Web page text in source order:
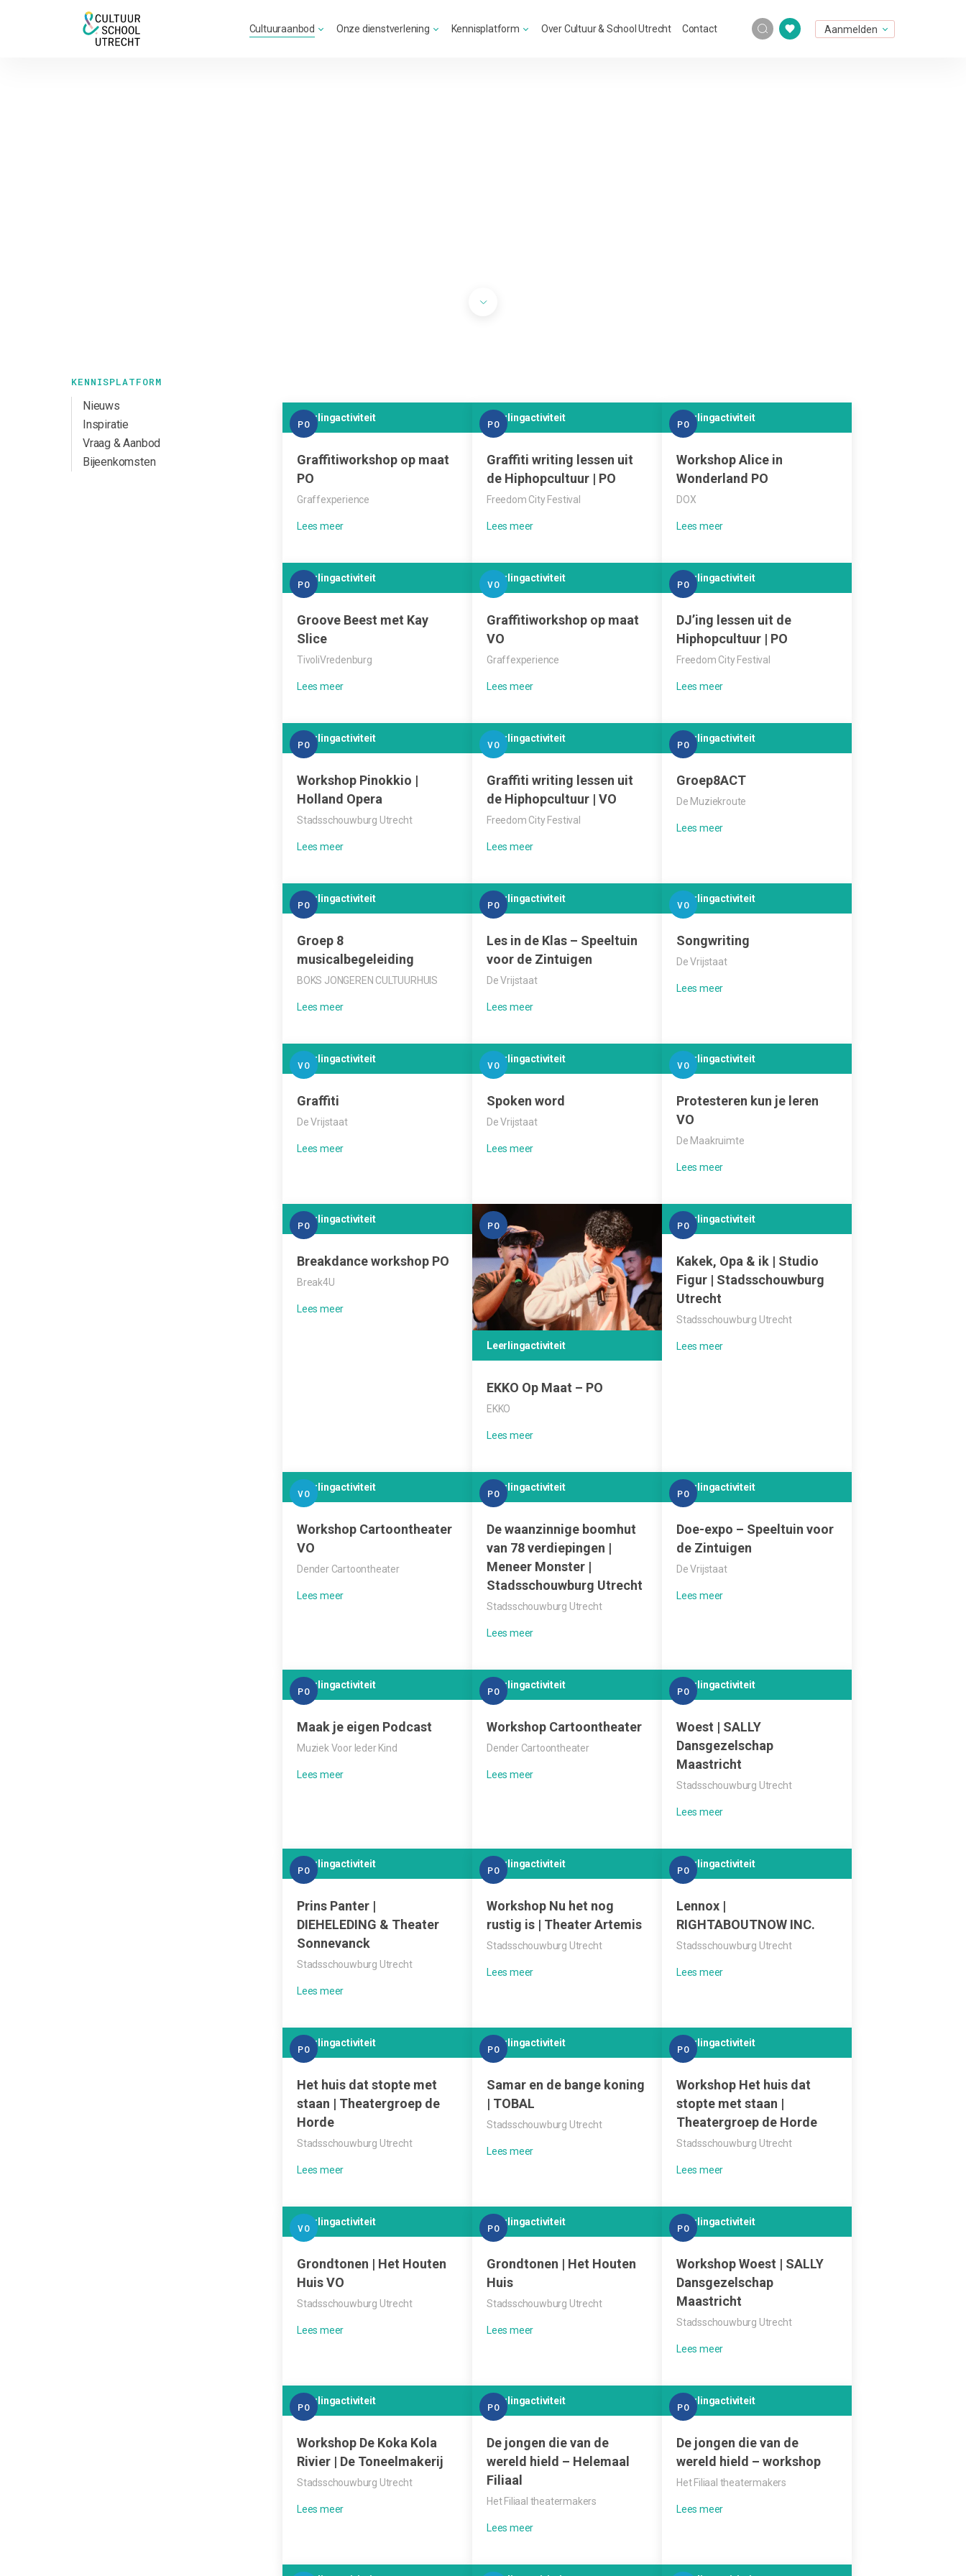
Cultuuraanbod Onze dienstverlening Kennisplatform Over Cultuur & School Utrecht Contact Aanmelden
KENNISPLATFORM
Nieuws
Inspiratie
Vraag & Aanbod
Bijeenkomsten
POLeerlingactiviteit
Graffitiworkshop op maat
PO
Graffexperience
POLeerlingactiviteit
Graffiti writing lessen uit
de Hiphopcultuur | PO
Freedom City Festival
POLeerlingactiviteit
Workshop Alice in
Wonderland PO
DOX
POLeerlingactiviteit
Groove Beest met Kay
Slice
TivoliVredenburg
VOLeerlingactiviteit
Graffitiworkshop op maat
VO
Graffexperience
POLeerlingactiviteit
DJ’ing lessen uit de
Hiphopcultuur | PO
Freedom City Festival
POLeerlingactiviteit
Workshop Pinokkio |
Holland Opera
Stadsschouwburg Utrecht
VOLeerlingactiviteit
Graffiti writing lessen uit
de Hiphopcultuur | VO
Freedom City Festival
POLeerlingactiviteit
Groep8ACT
De Muziekroute
POLeerlingactiviteit
Groep 8
musicalbegeleiding
BOKS JONGEREN CULTUURHUIS
POLeerlingactiviteit
Les in de Klas – Speeltuin
voor de Zintuigen
De Vrijstaat
VOLeerlingactiviteit
Songwriting
De Vrijstaat
VOLeerlingactiviteit
Graffiti
De Vrijstaat
VOLeerlingactiviteit
Spoken word
De Vrijstaat
VOLeerlingactiviteit
Protesteren kun je leren
VO
De Maakruimte
POLeerlingactiviteit
Breakdance workshop PO
Break4U
PO
Leerlingactiviteit
EKKO Op Maat – PO
EKKO
POLeerlingactiviteit
Kakek, Opa & ik | Studio
Figur | Stadsschouwburg
Utrecht
Stadsschouwburg Utrecht
VOLeerlingactiviteit
Workshop Cartoontheater
VO
Dender Cartoontheater
POLeerlingactiviteit
De waanzinnige boomhut
van 78 verdiepingen |
Meneer Monster |
Stadsschouwburg Utrecht
Stadsschouwburg Utrecht
POLeerlingactiviteit
Doe-expo – Speeltuin voor
de Zintuigen
De Vrijstaat
POLeerlingactiviteit
Maak je eigen Podcast
Muziek Voor Ieder Kind
POLeerlingactiviteit
Workshop Cartoontheater
Dender Cartoontheater
POLeerlingactiviteit
Woest | SALLY
Dansgezelschap
Maastricht
Stadsschouwburg Utrecht
POLeerlingactiviteit
Prins Panter |
DIEHELEDING & Theater
Sonnevanck
Stadsschouwburg Utrecht
POLeerlingactiviteit
Workshop Nu het nog
rustig is | Theater Artemis
Stadsschouwburg Utrecht
POLeerlingactiviteit
Lennox |
RIGHTABOUTNOW INC.
Stadsschouwburg Utrecht
POLeerlingactiviteit
Het huis dat stopte met
staan | Theatergroep de
Horde
Stadsschouwburg Utrecht
POLeerlingactiviteit
Samar en de bange koning
| TOBAL
Stadsschouwburg Utrecht
POLeerlingactiviteit
Workshop Het huis dat
stopte met staan |
Theatergroep de Horde
Stadsschouwburg Utrecht
VOLeerlingactiviteit
Grondtonen | Het Houten
Huis VO
Stadsschouwburg Utrecht
POLeerlingactiviteit
Grondtonen | Het Houten
Huis
Stadsschouwburg Utrecht
POLeerlingactiviteit
Workshop Woest | SALLY
Dansgezelschap
Maastricht
Stadsschouwburg Utrecht
POLeerlingactiviteit
Workshop De Koka Kola
Rivier | De Toneelmakerij
Stadsschouwburg Utrecht
POLeerlingactiviteit
De jongen die van de
wereld hield – Helemaal
Filiaal
Het Filiaal theatermakers
POLeerlingactiviteit
De jongen die van de
wereld hield – workshop
Het Filiaal theatermakers